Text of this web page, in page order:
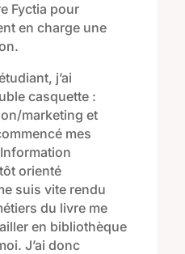
Fyctia pour
en charge une
, j’ai
casquette :
marketing et
mes
Information
orienté
suis vite rendu
du livre me
en bibliothèque
. J’ai donc